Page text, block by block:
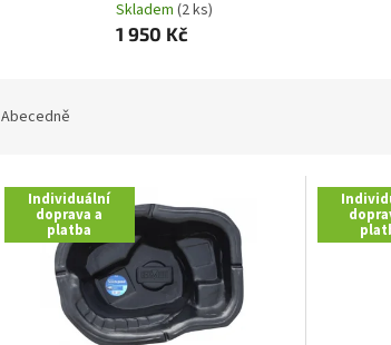
Skladem (2 ks)
1 950 Kč
Abecedně
Individuální
doprava a
platba